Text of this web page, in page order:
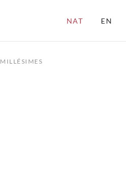
NAT EN
MILLÉSIMES